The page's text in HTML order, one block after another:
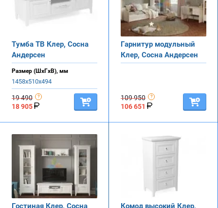
Тумба ТВ Клер, Сосна
Андерсен
Размер (ШхГхВ), мм
1458х510х494
19 490
18 905
Гарнитур модульный
Клер, Сосна Андерсен
109 950
106 651
Гостиная Клер, Сосна
Комод высокий Клер,